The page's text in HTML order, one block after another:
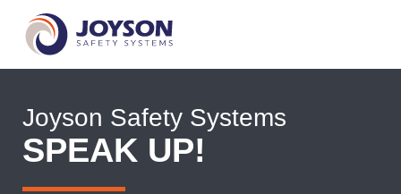
Joyson Safety Systems
SPEAK UP!